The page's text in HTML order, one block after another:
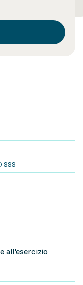
SSS
all'esercizio